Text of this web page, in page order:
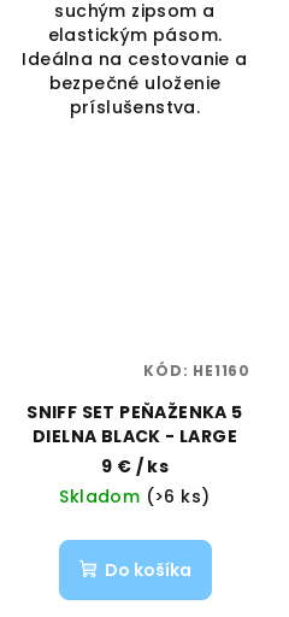
suchým zipsom a
elastickým pásom.
Ideálna na cestovanie a
bezpečné uloženie
príslušenstva.
SNIFF SET PEŇAŽENKA 5
DIELNA BLACK - LARGE
9 € / ks
Skladom (>6 ks)
Do košíka
KÓD: HE1160